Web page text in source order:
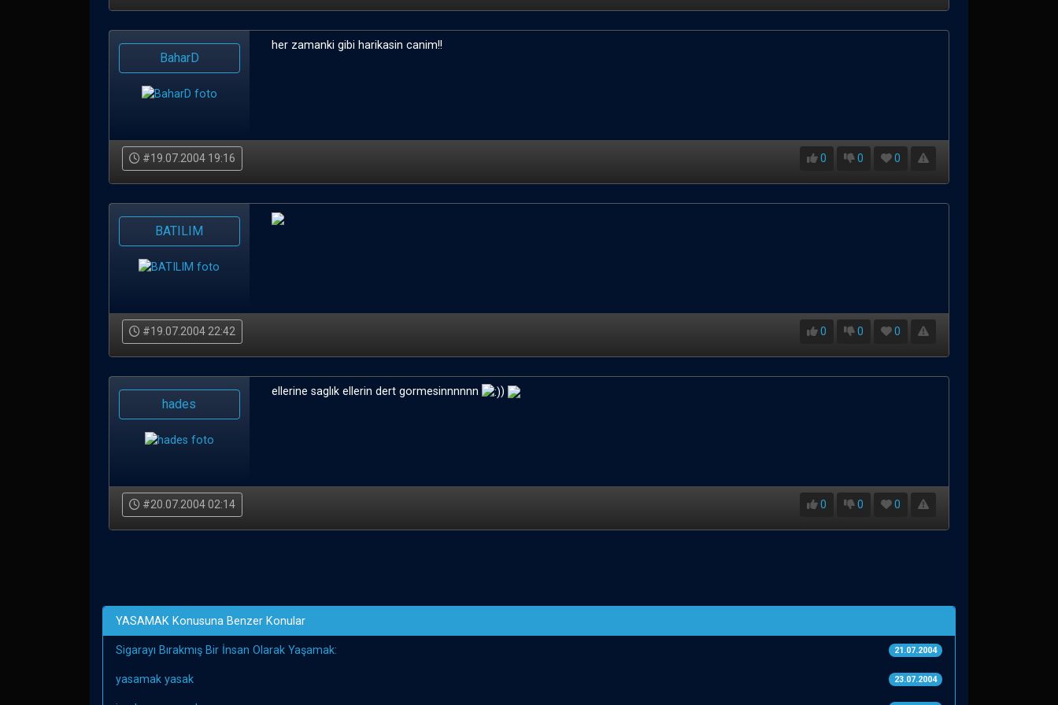
BaharD
her zamanki gibi harikasin canim!!
#19.07.2004 19:16 0 0 0
BATILIM
#19.07.2004 22:42 0 0 0
hades
ellerine saglık ellerin dert gormesinnnnnn )
#20.07.2004 02:14 0 0 0
YASAMAK Konusuna Benzer Konular
Sigarayı Bırakmış Bir İnsan Olarak Yaşamak: 21.07.2004
yasamak yasak 23.07.2004